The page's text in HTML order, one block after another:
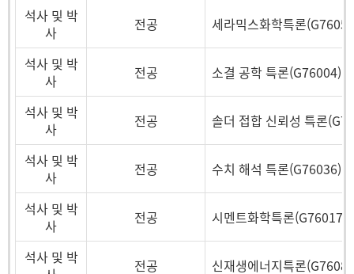
석사 및 박
사
전공 세라믹스화학특론
석사 및 박
사
전공 소결 공학 특론(G76004)
석사 및 박
사
전공 솔더 접합 신뢰성 특론
석사 및 박
사
전공 수치 해석 특론(G76036)
석사 및 박
사
전공 시멘트화학특론(G76017)
석사 및 박
전공 신재생에너지특론